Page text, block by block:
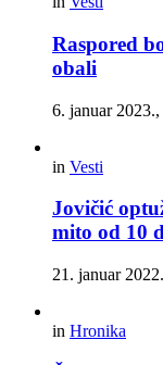
Raspored
obali
6. januar
in Vesti
Jovičić
mito od 10
21. januar
in Hronika